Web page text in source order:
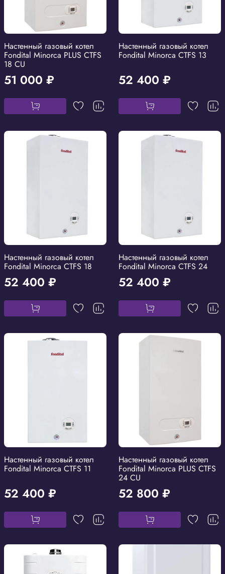
Настенный газовый котел
Fondital Minorca PLUS CTFS
18 CU
51 000 ₽
Настенный газовый котел
Fondital Minorca CTFS 13
52 400 ₽
Настенный газовый котел
Fondital Minorca CTFS 18
52 400 ₽
Настенный газовый котел
Fondital Minorca CTFS 24
52 400 ₽
Настенный газовый котел
Fondital Minorca CTFS 11
52 400 ₽
Настенный газовый котел
Fondital Minorca PLUS CTFS
24 CU
52 800 ₽